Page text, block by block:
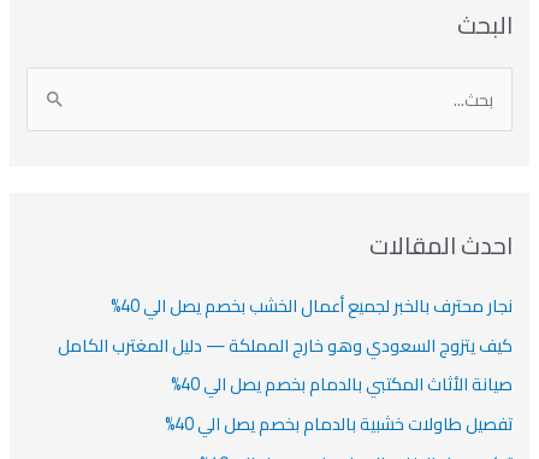
البحث
ل
ث
ن
:
احدث المقالات
نجار محترف بالخبر لجميع أعمال الخشب بخصم يصل الي 40%
كيف يتزوج السعودي وهو خارج المملكة — دليل المغترب الكامل
صيانة الأثاث المكتبي بالدمام بخصم يصل الي 40%
تفصيل طاولات خشبية بالدمام بخصم يصل الي 40%
ل
ش
ص
ف
ل
ش
ل
ن
ا